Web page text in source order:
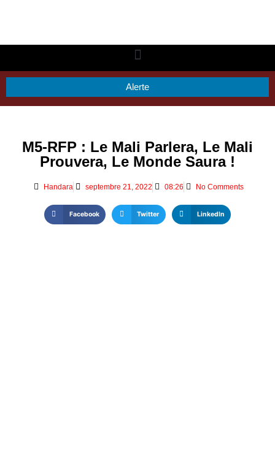
Alerte
M5-RFP : Le Mali Parlera, Le Mali
Prouvera, Le Monde Saura !
Handara septembre 21, 2022 08:26 No Comments
Facebook Twitter LinkedIn